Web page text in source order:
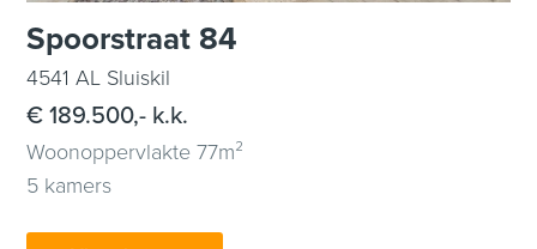
Spoorstraat 84
4541 AL Sluiskil
€ 189.500,- k.k.
Woonoppervlakte 77m²
5 kamers